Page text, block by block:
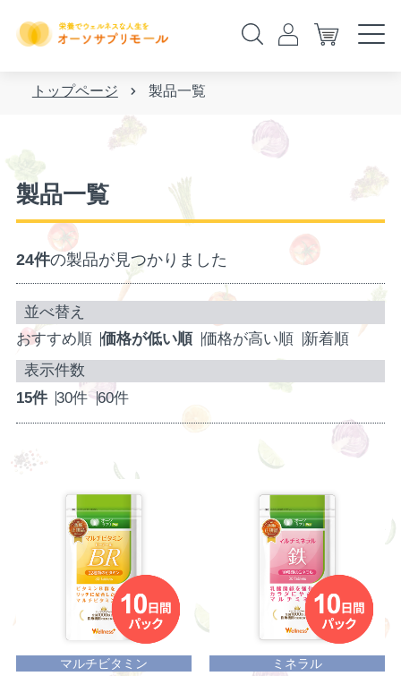
トップページ 製品一覧
製品一覧
24件の製品が見つかりました
おすすめ順 価格が低い順 価格が高い順 新着順
15件 30件 60件
マルチビタミン ミネラル